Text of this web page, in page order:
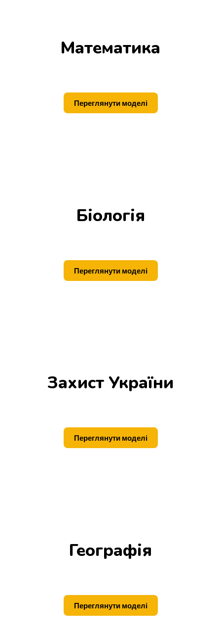
Математика
Переглянути моделі
Біологія
Переглянути моделі
Захист України
Переглянути моделі
Географія
Переглянути моделі